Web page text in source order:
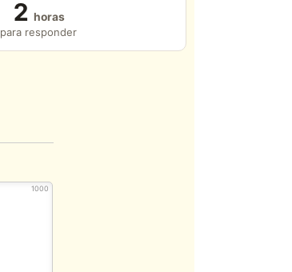
2 horas
para responder
1000